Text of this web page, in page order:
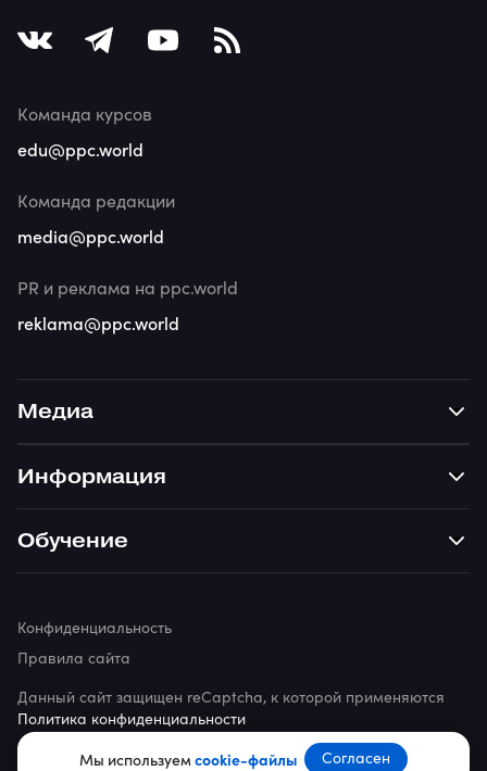
Мы используемcookie-файлы Согласен
Медиа
Информация
Обучение
Команда курсов
edu@ppc.world
Команда редакции
media@ppc.world
PR и реклама на ppc.world
reklama@ppc.world
© 2026 ppc.world
Данный сайт защищен reCaptcha, к которой применяются
Политика конфиденциальности
Конфиденциальность
Правила сайта